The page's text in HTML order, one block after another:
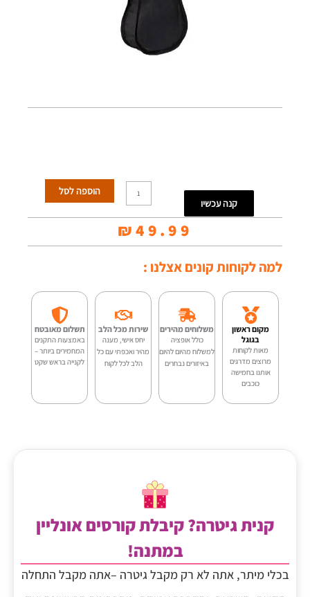
קנה עכשיו
כמות
של
נרתיק
ליוקלילי
קונצרט-
U10
הוספה לסל
₪49.99
למה לקוחות קונים אצלנו :
מקום ראשון
בגוגל
מאות לקוחות
מרוצים מדרגים
אותנו בחמישה
כוכבים
משלוחים מהירים
כולל אופציה
למשלוח מהיום להיום
באיזורים נבחרים
שירות מכל הלב
יחס אישי, מענה
מהיר ואכפתי עם כל
הלב לכל לקוח
תשלום מאובטח
באמצעות התקנים
המחמירים ביותר –
לקנייה בראש שקט
קנית גיטרה? קיבלת קורסים אונליין
במתנה!
בכלי מיתר, אתה לא רק מקבל גיטרה –אתה מקבל התחלה